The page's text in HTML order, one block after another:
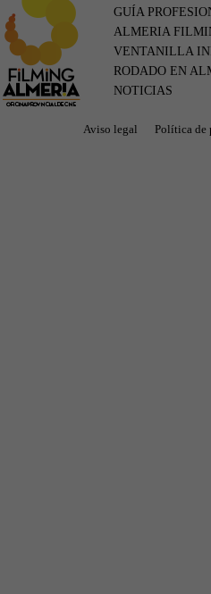
GUÍA
ALMERIA
VENTANILLA
RODADO EN
NOTICIAS
Aviso legal Política de